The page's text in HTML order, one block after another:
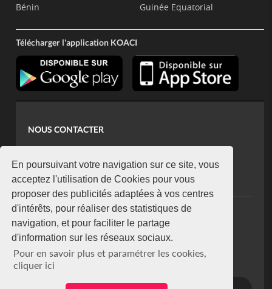
En poursuivant votre navigation sur ce site, vous
acceptez l'utilisation de Cookies pour vous
proposer des publicités adaptées à vos centres
d'intérêts, pour réaliser des statistiques de
navigation, et pour faciliter le partage
d'information sur les réseaux sociaux.
Pour en savoir plus et paramétrer les cookies,
cliquer ici
Bénin
Guinée Equatorial
Télécharger l'application KOACI
NOUS CONTACTER
koaci@yahoo.fr
+225 07 08 85 52 93
NEWSLETTER
Restez connecté via notre newsletter
S'abonner
Se désabonner